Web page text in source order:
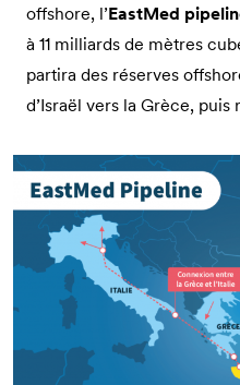
offshore, l’EastMed
à 11 milliards de mètres
partira des réserves
d’Israël vers la Grèce, puis